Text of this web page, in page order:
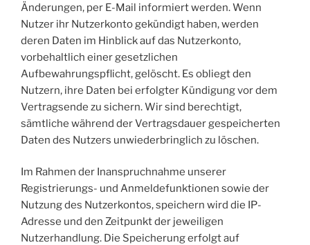
Änderungen, per E-Mail informiert werden. Wenn
Nutzer ihr Nutzerkonto gekündigt haben, werden
deren Daten im Hinblick auf das Nutzerkonto,
vorbehaltlich einer gesetzlichen
Aufbewahrungspflicht, gelöscht. Es obliegt den
Nutzern, ihre Daten bei erfolgter Kündigung vor dem
Vertragsende zu sichern. Wir sind berechtigt,
sämtliche während der Vertragsdauer gespeicherten
Daten des Nutzers unwiederbringlich zu löschen.
Im Rahmen der Inanspruchnahme unserer
Registrierungs- und Anmeldefunktionen sowie der
Nutzung des Nutzerkontos, speichern wird die IP-
Adresse und den Zeitpunkt der jeweiligen
Nutzerhandlung. Die Speicherung erfolgt auf